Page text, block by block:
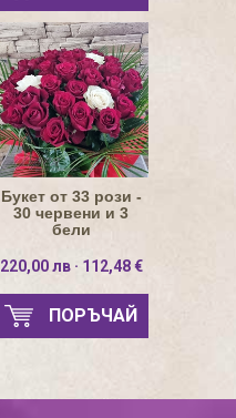
Букет от 33 рози -
30 червени и 3
бели
220,00 лв · 112,48 €
ПОРЪЧАЙ